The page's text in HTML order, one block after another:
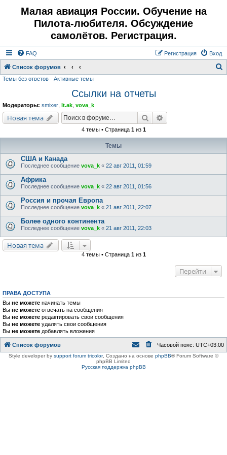
Малая авиация России. Обучение на
Пилота-любителя. Обсуждение
самолётов. Регистрация.
FAQ Вход
Регистрация
Список форумов
Темы без ответов Активные темы
Ссылки на отчеты
Модераторы: smixer lt.ak vova_k
Новая тема Поиск
4 темы • Страница 1из 1
Темы
США и Канада
Последнее сообщение vova_k « 22 авг 2011, 01:59
Африка
Последнее сообщение vova_k « 22 авг 2011, 01:56
Россия и прочая Европа
Последнее сообщение vova_k « 21 авг 2011, 22:07
Более одного континента
Последнее сообщение vova_k « 21 авг 2011, 22:03
Новая тема
4 темы • Страница 1из 1
Перейти
ПРАВА ДОСТУПА
Вы не можете начинать темы
Вы не можете отвечать на сообщения
Вы не можете редактировать свои сообщения
Вы не можете удалять свои сообщения
Вы не можете добавлять вложения
Список форумов Часовой пояс: UTC+03:00
Style developer by support forum tricolor, Создано на основе phpBB® Forum Software ©
phpBB Limited
Русская поддержка phpBB